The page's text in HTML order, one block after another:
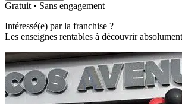
Gratuit • Sans engagement
Intéressé(e) par la franchise ?
Les enseignes rentables à découvrir